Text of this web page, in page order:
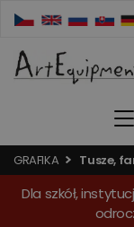
GRAFIKA Tusze,
Dla szkół,